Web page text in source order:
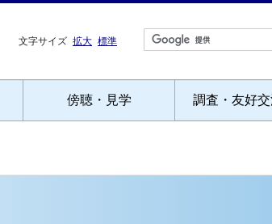
文字サイズ 拡大 標準
傍聴・見学 調査・友好